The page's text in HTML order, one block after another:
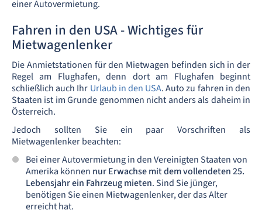
einer Autovermietung.
Fahren in den USA - Wichtiges für
Mietwagenlenker
Die Anmietstationen für den Mietwagen befinden sich in der
Regel am Flughafen, denn dort am Flughafen beginnt
schließlich auch Ihr Urlaub in den USA. Auto zu fahren in den
Staaten ist im Grunde genommen nicht anders als daheim in
Österreich.
Jedoch sollten Sie ein paar Vorschriften als
Mietwagenlenker beachten:
Bei einer Autovermietung in den Vereinigten Staaten von
Amerika können nur Erwachse mit dem vollendeten 25.
Lebensjahr ein Fahrzeug mieten. Sind Sie jünger,
benötigen Sie einen Mietwagenlenker, der das Alter
erreicht hat.